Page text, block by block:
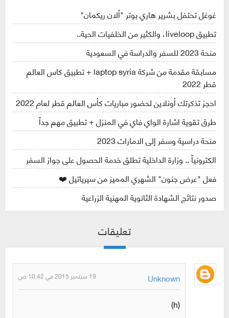
غوغل تحتفل بشرير هاري بوتر "ألان ريكمان"
تطبيق liveloop، والكثير من الخلفيات الحية..
منحة 2023 للسفر والدراسة في السعودية
مسابقة مقدمة من شركة laptop syria + تطبيق كاس العالم
قطر 2022
احجز تذكرتك أونلاين لحضور مباريات كأس العالم قطر لعام 2022
طرق تقوية اشارة الواي فاي في المنزل + تطبيق مهم جداً
منحة دراسية وسفر إلى الامارات 2023
الكترونياً .. وزارة الداخلية تطلق خدمة الحصول على جواز السفر
فعل "عرض جنون" الشهري المميز من سيرياتيل ❤️
صدور نتائج الشهادة الثانوية المهنية الزراعية
تعليقات
Unknown 19 سبتمبر 2015 في 10:42 ص
(h)